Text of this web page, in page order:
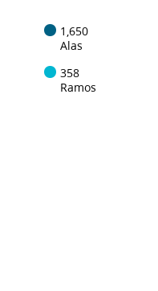
1,650
Alas
358
Ramos